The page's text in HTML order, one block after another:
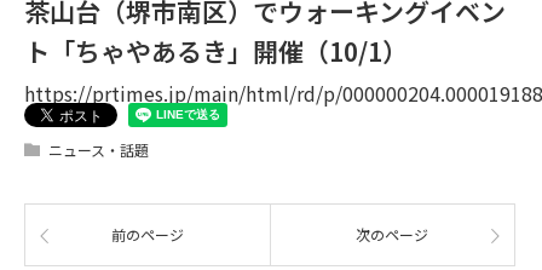
茶山台（堺市南区）でウォーキングイベン
ト「ちゃやあるき」開催（10/1）
https://prtimes.jp/main/html/rd/p/
ニュース・話題
前のページ 次のページ